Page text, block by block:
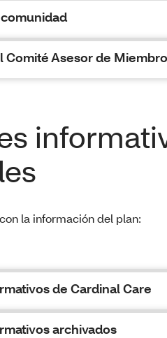
Comité Asesor de
la información del plan:
de Cardinal Care
archivados